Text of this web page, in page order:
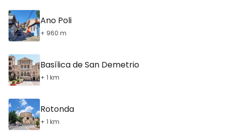
Ano Poli
+ 960 m
Basílica de San Demetrio
+ 1 km
Rotonda
+ 1 km